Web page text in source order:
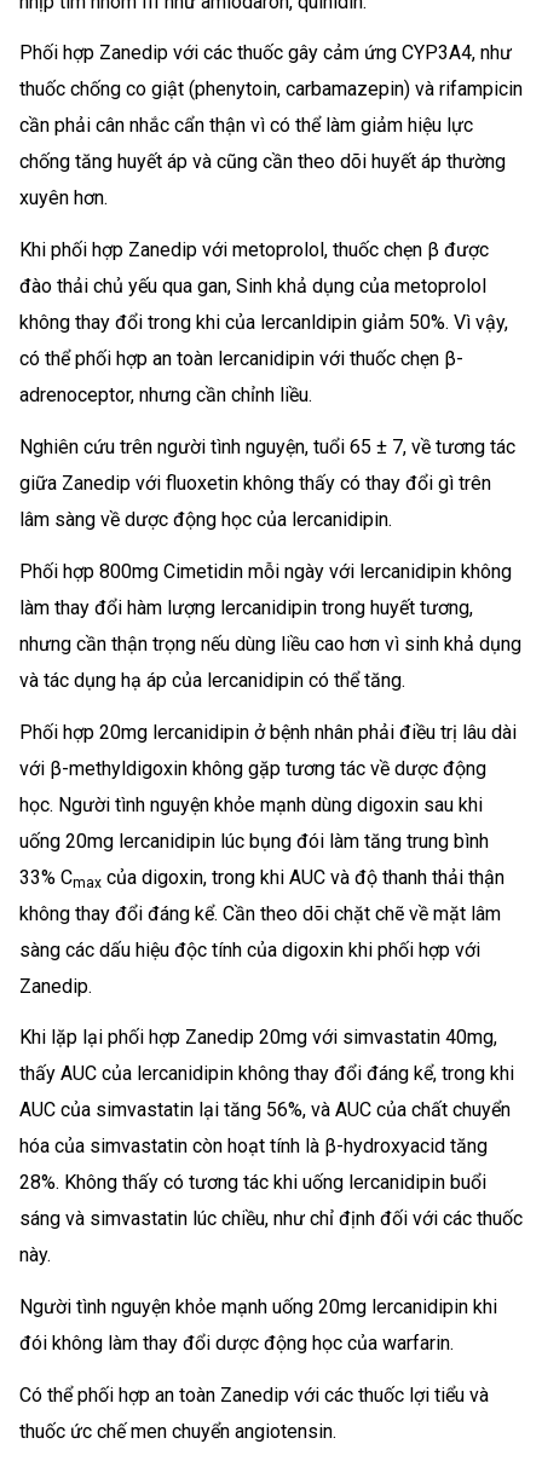
Phối hợp Zanedip với các thuốc gây cảm ứng CYP3A4, như
thuốc chống co giật (phenytoin, carbamazepin) và rifampicin
cần phải cân nhắc cẩn thận vì có thể làm giảm hiệu lực
chống tăng huyết áp và cũng cần theo dõi huyết áp thường
xuyên hơn.
Khi phối hợp Zanedip với metoprolol, thuốc chẹn β được
đào thải chủ yếu qua gan, Sinh khả dụng của metoprolol
không thay đổi trong khi của lercanldipin giảm 50%. Vì vậy,
có thể phối hợp an toàn lercanidipin với thuốc chẹn β-
adrenoceptor, nhưng cần chỉnh liều.
Nghiên cứu trên người tình nguyện, tuổi 65 ± 7, về tương tác
giữa Zanedip với fluoxetin không thấy có thay đổi gì trên
lâm sàng về dược động học của lercanidipin.
Phối hợp 800mg Cimetidin mỗi ngày với lercanidipin không
làm thay đổi hàm lượng lercanidipin trong huyết tương,
nhưng cần thận trọng nếu dùng liều cao hơn vì sinh khả dụng
và tác dụng hạ áp của lercanidipin có thể tăng.
Phối hợp 20mg lercanidipin ở bệnh nhân phải điều trị lâu dài
với β-methyldigoxin không gặp tương tác về dược động
học. Người tình nguyện khỏe mạnh dùng digoxin sau khi
uống 20mg lercanidipin lúc bụng đói làm tăng trung bình
33% Cmax của digoxin, trong khi AUC và độ thanh thải thận
không thay đổi đáng kể. Cần theo dõi chặt chẽ về mặt lâm
sàng các dấu hiệu độc tính của digoxin khi phối hợp với
Zanedip.
Khi lặp lại phối hợp Zanedip 20mg với simvastatin 40mg,
thấy AUC của lercanidipin không thay đổi đáng kể, trong khi
AUC của simvastatin lại tăng 56%, và AUC của chất chuyển
hóa của simvastatin còn hoạt tính là β-hydroxyacid tăng
28%. Không thấy có tương tác khi uống lercanidipin buổi
sáng và simvastatin lúc chiều, như chỉ định đối với các thuốc
này.
Người tình nguyện khỏe mạnh uống 20mg lercanidipin khi
đói không làm thay đổi dược động học của warfarin.
Có thể phối hợp an toàn Zanedip với các thuốc lợi tiểu và
thuốc ức chế men chuyển angiotensin.